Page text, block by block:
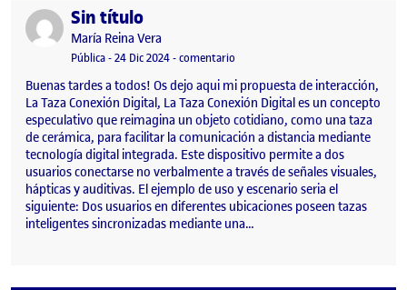
Publicado porSin título
Publicado por
María Reina Vera
Visibilidad:
Pública-Fecha de publicación
24 Dic 2024-comentario
Buenas tardes a todos! Os dejo aqui mi propuesta de interacción,
La Taza Conexión Digital, La Taza Conexión Digital es un concepto
especulativo que reimagina un objeto cotidiano, como una taza
de cerámica, para facilitar la comunicación a distancia mediante
tecnología digital integrada. Este dispositivo permite a dos
usuarios conectarse no verbalmente a través de señales visuales,
hápticas y auditivas. El ejemplo de uso y escenario seria el
siguiente: Dos usuarios en diferentes ubicaciones poseen tazas
inteligentes sincronizadas mediante una…